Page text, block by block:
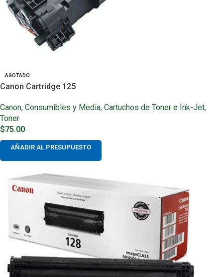
AGOTADO
Canon Cartridge 125
Canon, Consumibles y Media, Cartuchos de Toner e Ink-Jet,
Toner
$75.00
AÑADIR AL PRESUPUESTO